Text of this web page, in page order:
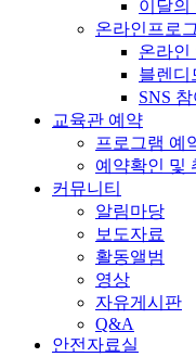
이달의
온라인프로
온라인
블렌디
SNS
교육관 예약
프로그램 예
예약확인 및
커뮤니티
알림마당
보도자료
활동앨범
영상
자유게시판
Q&A
안전자료실